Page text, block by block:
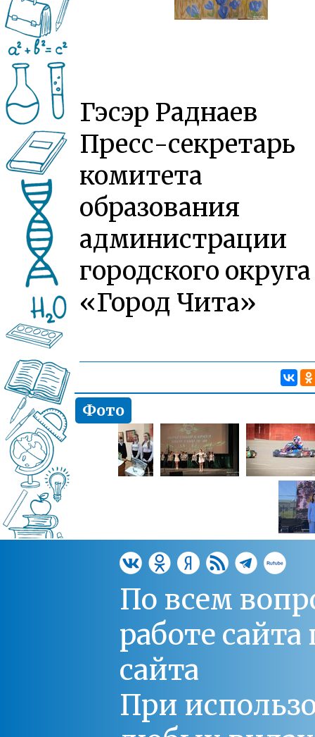
Гэсэр Раднаев
Пресс-секретарь
комитета
образования
администрации
городского округа
«Город Чита»
Фото
По всем
работе
сайта
При